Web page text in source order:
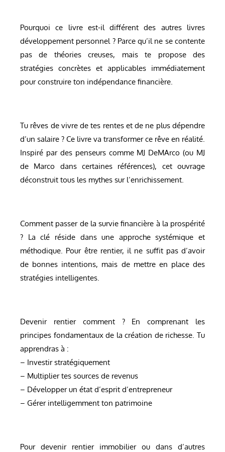
Pourquoi ce livre est-il différent des autres livres
développement personnel ? Parce qu’il ne se contente
pas de théories creuses, mais te propose des
stratégies concrètes et applicables immédiatement
pour construire ton indépendance financière.
Tu rêves de vivre de tes rentes et de ne plus dépendre
d’un salaire ? Ce livre va transformer ce rêve en réalité.
Inspiré par des penseurs comme MJ DeMArco (ou MJ
de Marco dans certaines références), cet ouvrage
déconstruit tous les mythes sur l’enrichissement.
Comment passer de la survie financière à la prospérité
? La clé réside dans une approche systémique et
méthodique. Pour être rentier, il ne suffit pas d’avoir
de bonnes intentions, mais de mettre en place des
stratégies intelligentes.
Devenir rentier comment ? En comprenant les
principes fondamentaux de la création de richesse. Tu
apprendras à :
– Investir stratégiquement
– Multiplier tes sources de revenus
– Développer un état d’esprit d’entrepreneur
– Gérer intelligemment ton patrimoine
Pour devenir rentier immobilier ou dans d’autres